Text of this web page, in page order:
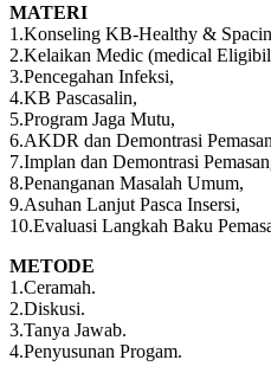
MATERI
1.Konseling KB-Healthy &
2.Kelaikan Medic (medical
3.Pencegahan Infeksi,
4.KB Pascasalin,
5.Program Jaga Mutu,
6.AKDR dan Demontrasi
7.Implan dan Demontrasi
8.Penanganan Masalah Umum,
9.Asuhan Lanjut Pasca Insersi,
10.Evaluasi Langkah Baku
METODE
1.Ceramah.
2.Diskusi.
3.Tanya Jawab.
4.Penyusunan Progam.